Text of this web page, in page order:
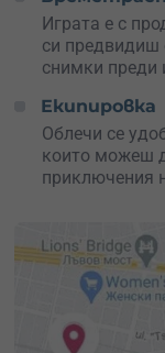
е повреден. Те
да го
Твоят отбор
възстанови
извънземните и
Независимо в
те очакват
открийте новите
Играта е с
си предвидиш
снимки преди
Екипировка
Облечи се
които можеш
приключения